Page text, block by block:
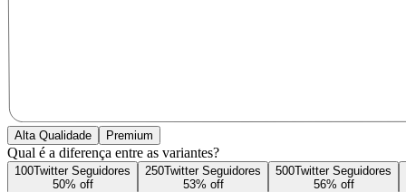
Alta Qualidade Premium
Qual é a diferença entre as variantes?
100Twitter Seguidores
50% off
250Twitter Seguidores
53% off
500Twitter Seguidores
56% off